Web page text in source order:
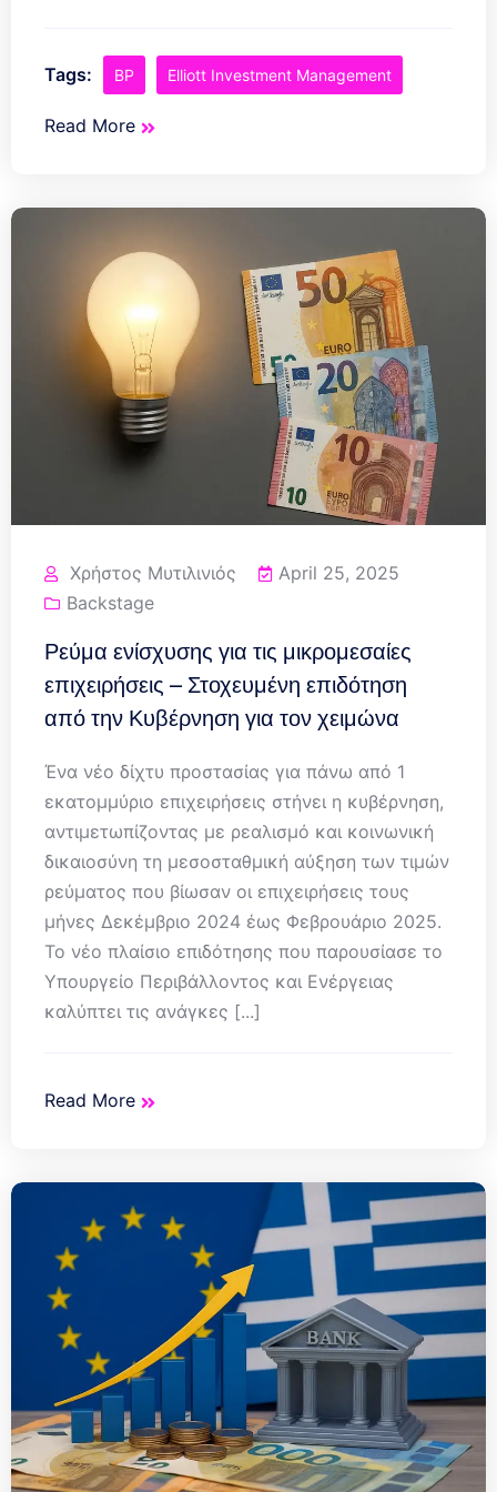
Tags: BP Elliott Investment Management
Read More
Χρήστος Μυτιλινιός
April 25, 2025
Backstage
Ρεύμα ενίσχυσης για τις μικρομεσαίες
επιχειρήσεις – Στοχευμένη επιδότηση
από την Κυβέρνηση για τον χειμώνα
Ένα νέο δίχτυ προστασίας για πάνω από 1
εκατομμύριο επιχειρήσεις στήνει η κυβέρνηση,
αντιμετωπίζοντας με ρεαλισμό και κοινωνική
δικαιοσύνη τη μεσοσταθμική αύξηση των τιμών
ρεύματος που βίωσαν οι επιχειρήσεις τους
μήνες Δεκέμβριο 2024 έως Φεβρουάριο 2025.
Το νέο πλαίσιο επιδότησης που παρουσίασε το
Υπουργείο Περιβάλλοντος και Ενέργειας
καλύπτει τις ανάγκες [...]
Read More